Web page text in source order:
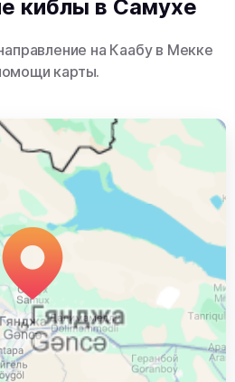
киблы в Самухе
на Каабу в Мекке
карты.